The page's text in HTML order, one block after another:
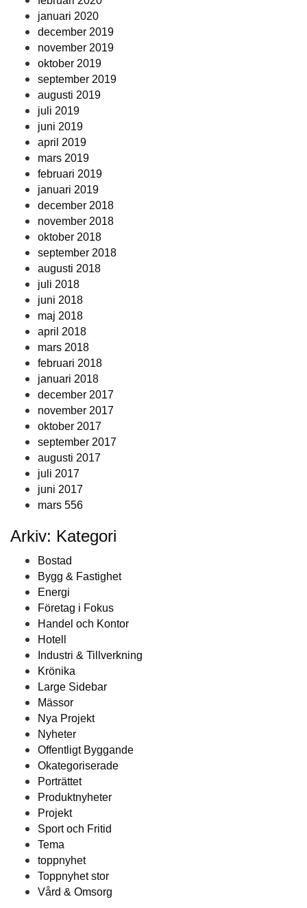
januari 2020
december 2019
november 2019
oktober 2019
september 2019
augusti 2019
juli 2019
juni 2019
april 2019
mars 2019
februari 2019
januari 2019
december 2018
november 2018
oktober 2018
september 2018
augusti 2018
juli 2018
juni 2018
maj 2018
april 2018
mars 2018
februari 2018
januari 2018
december 2017
november 2017
oktober 2017
september 2017
augusti 2017
juli 2017
juni 2017
mars 556
Arkiv: Kategori
Bostad
Bygg & Fastighet
Energi
Företag i Fokus
Handel och Kontor
Hotell
Industri & Tillverkning
Krönika
Large Sidebar
Mässor
Nya Projekt
Nyheter
Offentligt Byggande
Okategoriserade
Porträttet
Produktnyheter
Projekt
Sport och Fritid
Tema
toppnyhet
Toppnyhet stor
Vård & Omsorg